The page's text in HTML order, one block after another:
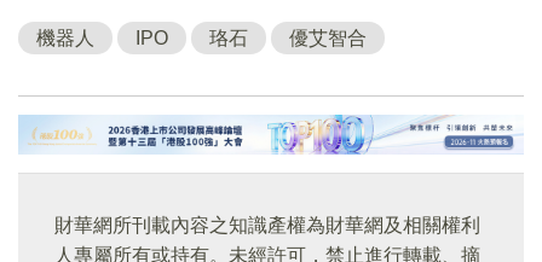
機器人 IPO 珞石 優艾智合
財華網所刊載內容之知識產權為財華網及相關權利
人專屬所有或持有。未經許可，禁止進行轉載、摘